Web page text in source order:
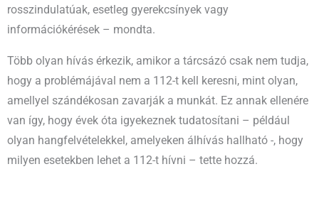
rosszindulatúak, esetleg gyerekcsínyek vagy
információkérések – mondta.
Több olyan hívás érkezik, amikor a tárcsázó csak nem tudja,
hogy a problémájával nem a 112-t kell keresni, mint olyan,
amellyel szándékosan zavarják a munkát. Ez annak ellenére
van így, hogy évek óta igyekeznek tudatosítani – például
olyan hangfelvételekkel, amelyeken álhívás hallható -, hogy
milyen esetekben lehet a 112-t hívni – tette hozzá.